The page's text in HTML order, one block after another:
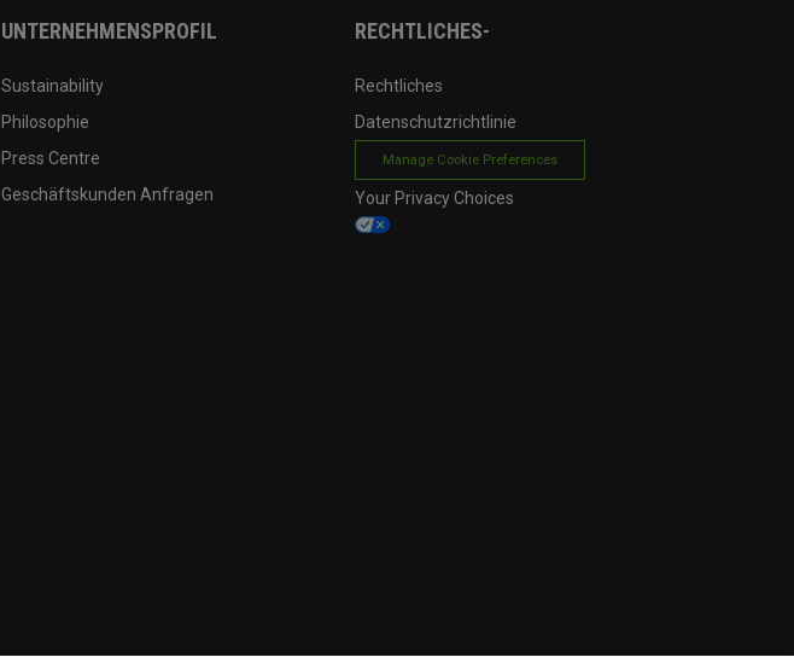
UNTERNEHMENSPROFIL
Sustainability
Philosophie
Press Centre
Geschäftskunden Anfragen
RECHTLICHES-
Rechtliches
Datenschutzrichtlinie
Manage Cookie Preferences
Your Privacy Choices